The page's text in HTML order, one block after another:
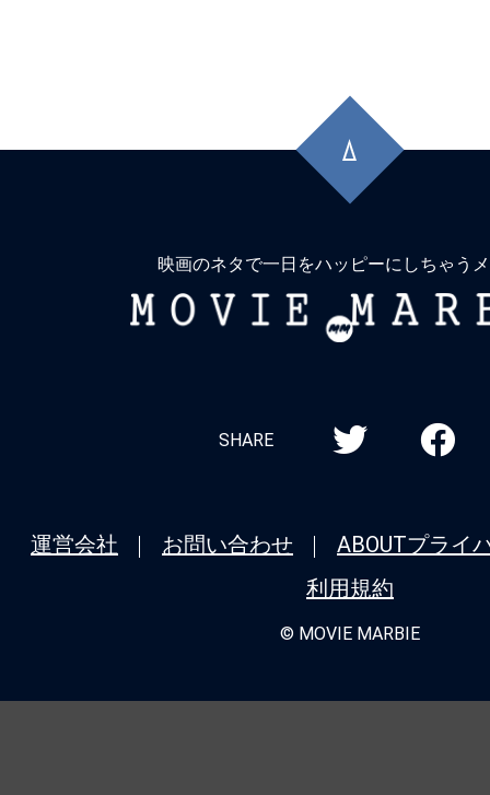
頭
に
映画のネタで一日をハッピーにしちゃう
MOVIE
SHARE
運営会社 お問い合わせ ABOUTプライ
利用規約
© MOVIE MARBIE